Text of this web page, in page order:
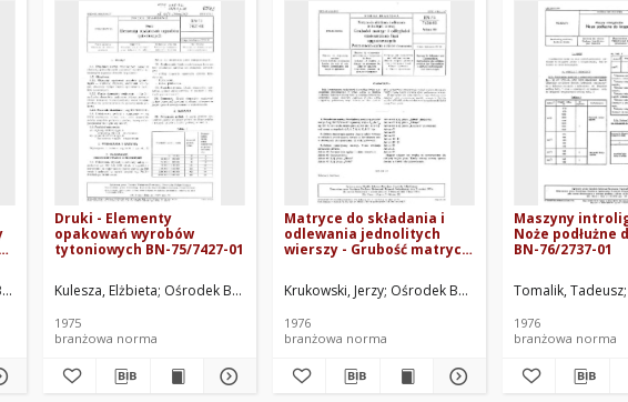
i
Rozwojowy Przemysłu Poligraficznego, Warszawa. Oprac.
Druki - Elementy
opakowań wyrobów
tytoniowych BN-75/7427-01
Kulesza, Elżbieta Ośrodek Badawczo-Rozwojowy Przemysłu Poligraficznego, Warszawa.
1975
branżowa norma
Matryce do składania i
odlewania jednolitych
wierszy - Grubość matryc i
linii sygnaturowych -
Postanowienia ogólne i
75/7434-03 Arkusz 00
Krukowski, Jerzy Ośrodek Badawczo-Rozwojowy
1976
branżowa norma
Maszyny
Noże podłużne
BN-76/2737-01
Tomalik, Tadeusz
1976
branżowa norma